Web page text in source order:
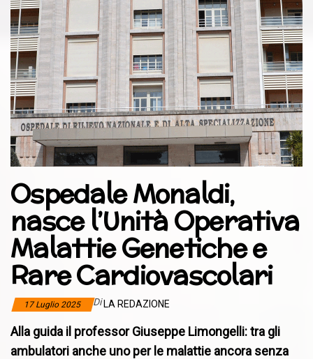
Ospedale Monaldi,
nasce l’Unità Operativa
Malattie Genetiche e
Rare Cardiovascolari
17 Luglio 2025 DiLA REDAZIONE
Alla guida il professor Giuseppe Limongelli: tra gli
ambulatori anche uno per le malattie ancora senza